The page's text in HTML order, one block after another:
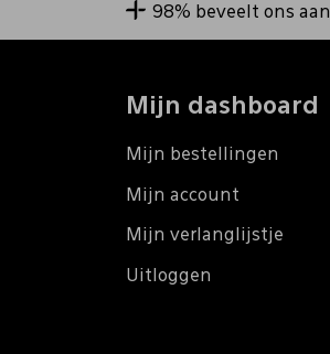
98% beveelt ons aan
Mijn dashboard
Mijn bestellingen
Mijn account
Mijn verlanglijstje
Uitloggen